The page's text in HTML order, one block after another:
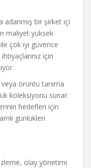
adanmış bir şirket içi
maliyet yüksek
çok iyi güvence
için
örüntü tanıma
koleksiyonu sunar.
hedefleri için
günlükleri
olay yönetimi